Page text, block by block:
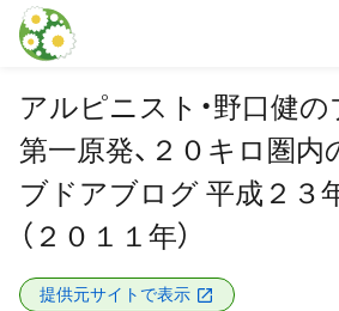
本文に飛ぶ
アルピニスト・野口健
第一原発、２０キロ圏内
ブドアブログ 平成２３
（２０１１年）
提供元サイトで表示